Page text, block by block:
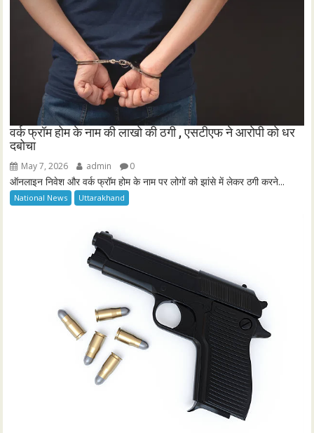
वर्क फ्रॉम होम के नाम की लाखो की ठगी , एसटीएफ ने आरोपी को धर
दबोचा
May 7, 2026 admin 0
ऑनलाइन निवेश और वर्क फ्रॉम होम के नाम पर लोगों को झांसे में लेकर ठगी करने...
National News Uttarakhand